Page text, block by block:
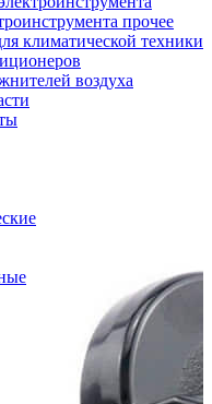
прочее
климатической техники
воздуха